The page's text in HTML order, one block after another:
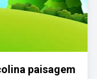
paisagem